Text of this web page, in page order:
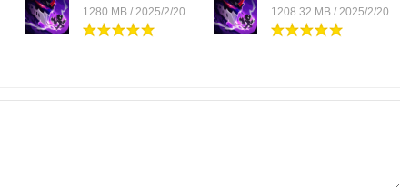
「含...
1280 MB / 2025/2/20
「含...
1208.32 MB / 2025/2/20